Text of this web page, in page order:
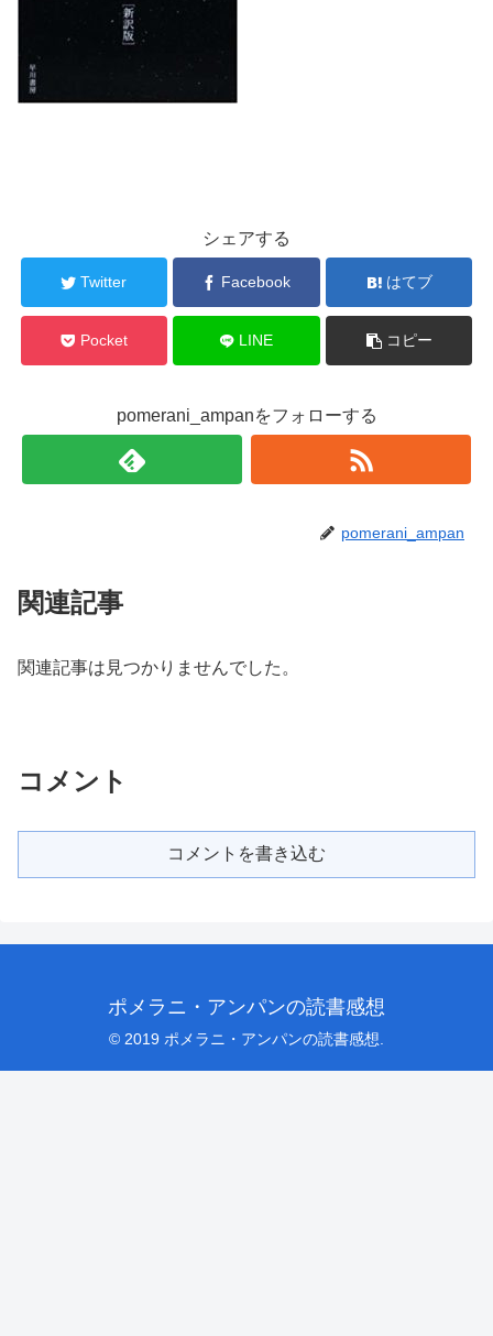
シェアする
Twitter Facebook はてブ
Pocket LINE コピー
pomerani_ampanをフォローする
pomerani_ampan
関連記事
関連記事は見つかりませんでした。
コメント
コメントを書き込む
ポメラニ・アンパンの読書感想
© 2019 ポメラニ・アンパンの読書感想.